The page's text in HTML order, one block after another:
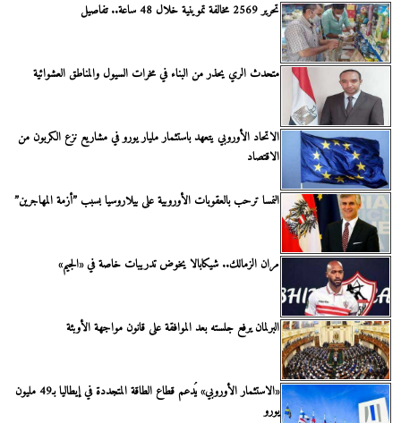
تحرير 2569 مخالفة تموينية خلال 48 ساعة.. تفاصيل
متحدث الري يحذر من البناء في مخرات السيول والمناطق العشوائية
الاتحاد الأوروبي يتعهد باستثمار مليار يورو في مشاريع نزع الكربون من
الاقتصاد
النمسا ترحب بالعقوبات الأوروبية على بيلاروسيا بسبب ”أزمة المهاجرين”
مران الزمالك.. شيكابالا يخوض تدريبات خاصة في «الجيم»
البرلمان يرفع جلسته بعد الموافقة على قانون مواجهة الأوبئة
«الاستثمار الأوروبي» يُدعم قطاع الطاقة المتجددة في إيطاليا بـ49 مليون
يورو